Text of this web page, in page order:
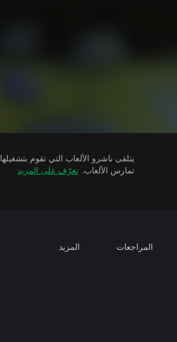
تمارس الألعاب. تعرّف على المزيد
المراجعات المزيد